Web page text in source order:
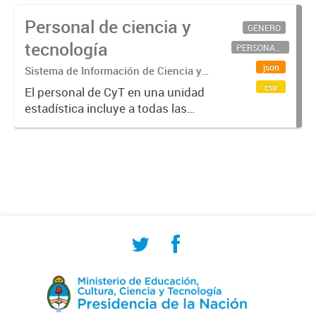
Personal de ciencia y
tecnología
Sistema de Información de Ciencia y
Tecnología Argentino (SICYTAR)
El personal de CyT en una unidad
estadística incluye a todas las
personas involucradas
GÉNERO
PERSONAL CIENTÍFICO-TECNOLÓGICO
json
csv